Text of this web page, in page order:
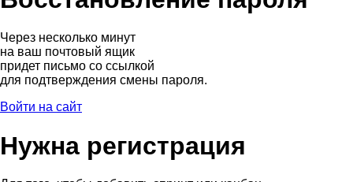
Через несколько минут
на ваш почтовый ящик
придет письмо со ссылкой
для подтверждения смены пароля.
Войти на сайт
Нужна регистрация